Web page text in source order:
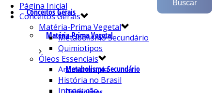
Conceitos Gerais
Matéria-Prima Vegetal
Metabolismo Secundário
Página Inicial
Conceitos Gerais
Matéria-Prima Vegetal
Metabolismo Secundário
Quimiotipos
Óleos Essenciais
Aromaterapia
História no Brasil
Introdução